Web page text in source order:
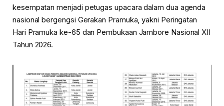
kesempatan menjadi petugas upacara dalam dua agenda
nasional bergengsi Gerakan Pramuka, yakni Peringatan
Hari Pramuka ke-65 dan Pembukaan Jambore Nasional XII
Tahun 2026.